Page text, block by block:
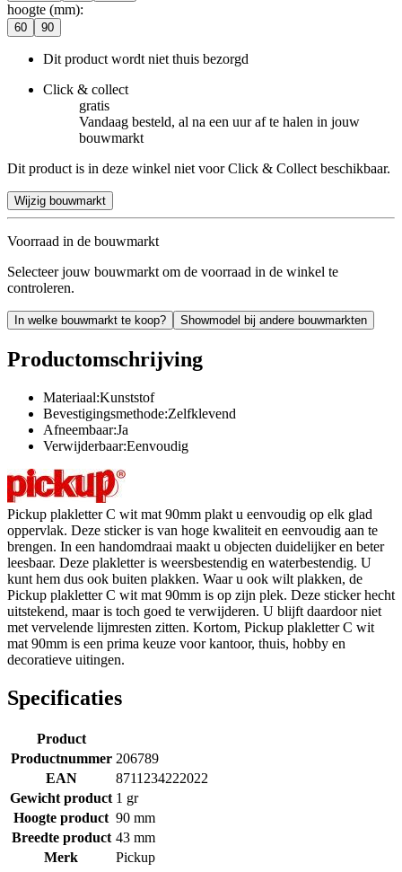
hoogte (mm):
60 90
Dit product wordt niet thuis bezorgd
Click & collect
gratis
Vandaag besteld, al na een uur af te halen in jouw
bouwmarkt
Dit product is in deze winkel niet voor Click & Collect beschikbaar.
Wijzig bouwmarkt
Voorraad in de bouwmarkt
Selecteer jouw bouwmarkt om de voorraad in de winkel te
controleren.
In welke bouwmarkt te koop? Showmodel bij andere bouwmarkten
Productomschrijving
Materiaal:Kunststof
Bevestigingsmethode:Zelfklevend
Afneembaar:Ja
Verwijderbaar:Eenvoudig
Pickup plakletter C wit mat 90mm plakt u eenvoudig op elk glad
oppervlak. Deze sticker is van hoge kwaliteit en eenvoudig aan te
brengen. In een handomdraai maakt u objecten duidelijker en beter
leesbaar. Deze plakletter is weersbestendig en waterbestendig. U
kunt hem dus ook buiten plakken. Waar u ook wilt plakken, de
Pickup plakletter C wit mat 90mm is op zijn plek. Deze sticker hecht
uitstekend, maar is toch goed te verwijderen. U blijft daardoor niet
met vervelende lijmresten zitten. Kortom, Pickup plakletter C wit
mat 90mm is een prima keuze voor kantoor, thuis, hobby en
decoratieve uitingen.
Specificaties
Product
Productnummer 206789
EAN
8711234222022
Gewicht product 1 gr
Hoogte product 90 mm
Breedte product 43 mm
Merk
Pickup